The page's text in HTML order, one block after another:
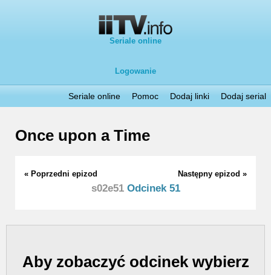
Seriale online
Logowanie
Seriale online Pomoc Dodaj linki Dodaj serial
Once upon a Time
« Poprzedni epizod Następny epizod »
s02e51Odcinek 51
Aby zobaczyć odcinek wybierz